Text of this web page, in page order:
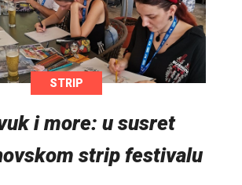
STRIP
i more: u susret
strip festivalu